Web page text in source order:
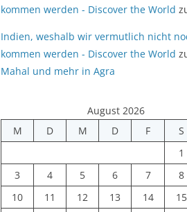
kommen werden - Discover the World
Indien, weshalb wir vermutlich nicht
kommen werden - Discover the World
Mahal und mehr in Agra
August 2026
M
D M D F S
1
3
4 5 6 7 8
10
11 12 13 14 15